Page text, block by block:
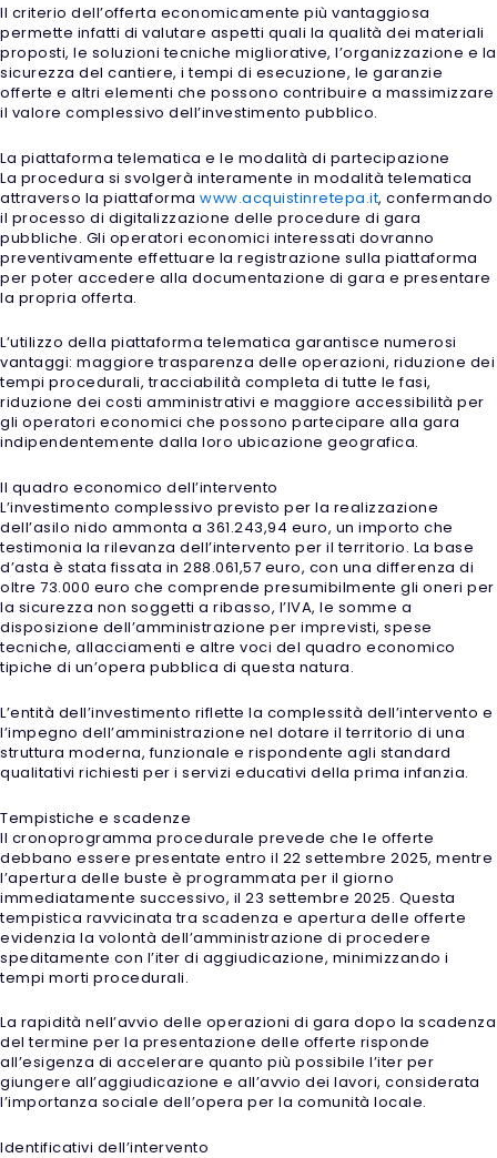
Il criterio dell’offerta economicamente più vantaggiosa
permette infatti di valutare aspetti quali la qualità dei materiali
proposti, le soluzioni tecniche migliorative, l’organizzazione e la
sicurezza del cantiere, i tempi di esecuzione, le garanzie
offerte e altri elementi che possono contribuire a massimizzare
il valore complessivo dell’investimento pubblico.
La piattaforma telematica e le modalità di partecipazione
La procedura si svolgerà interamente in modalità telematica
attraverso la piattaforma www.acquistinretepa.it, confermando
il processo di digitalizzazione delle procedure di gara
pubbliche. Gli operatori economici interessati dovranno
preventivamente effettuare la registrazione sulla piattaforma
per poter accedere alla documentazione di gara e presentare
la propria offerta.
L’utilizzo della piattaforma telematica garantisce numerosi
vantaggi: maggiore trasparenza delle operazioni, riduzione dei
tempi procedurali, tracciabilità completa di tutte le fasi,
riduzione dei costi amministrativi e maggiore accessibilità per
gli operatori economici che possono partecipare alla gara
indipendentemente dalla loro ubicazione geografica.
Il quadro economico dell’intervento
L’investimento complessivo previsto per la realizzazione
dell’asilo nido ammonta a 361.243,94 euro, un importo che
testimonia la rilevanza dell’intervento per il territorio. La base
d’asta è stata fissata in 288.061,57 euro, con una differenza di
oltre 73.000 euro che comprende presumibilmente gli oneri per
la sicurezza non soggetti a ribasso, l’IVA, le somme a
disposizione dell’amministrazione per imprevisti, spese
tecniche, allacciamenti e altre voci del quadro economico
tipiche di un’opera pubblica di questa natura.
L’entità dell’investimento riflette la complessità dell’intervento e
l’impegno dell’amministrazione nel dotare il territorio di una
struttura moderna, funzionale e rispondente agli standard
qualitativi richiesti per i servizi educativi della prima infanzia.
Tempistiche e scadenze
Il cronoprogramma procedurale prevede che le offerte
debbano essere presentate entro il 22 settembre 2025, mentre
l’apertura delle buste è programmata per il giorno
immediatamente successivo, il 23 settembre 2025. Questa
tempistica ravvicinata tra scadenza e apertura delle offerte
evidenzia la volontà dell’amministrazione di procedere
speditamente con l’iter di aggiudicazione, minimizzando i
tempi morti procedurali.
La rapidità nell’avvio delle operazioni di gara dopo la scadenza
del termine per la presentazione delle offerte risponde
all’esigenza di accelerare quanto più possibile l’iter per
giungere all’aggiudicazione e all’avvio dei lavori, considerata
l’importanza sociale dell’opera per la comunità locale.
Identificativi dell’intervento